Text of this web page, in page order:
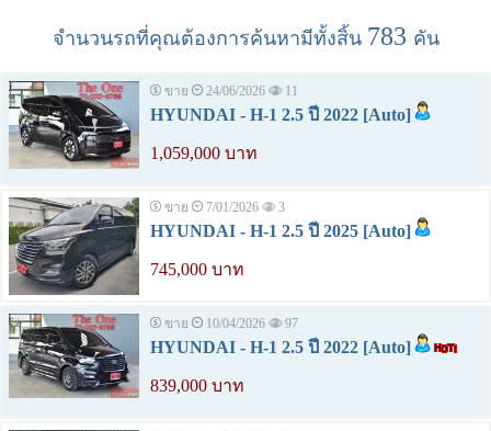
จำนวนรถที่คุณต้องการค้นหามีทั้งสิ้น 783 คัน
ขาย 24/06/2026 11
HYUNDAI - H-1 2.5 ปี 2022 [Auto]
1,059,000 บาท
ขาย 7/01/2026 3
HYUNDAI - H-1 2.5 ปี 2025 [Auto]
745,000 บาท
ขาย 10/04/2026 97
HYUNDAI - H-1 2.5 ปี 2022 [Auto]
839,000 บาท